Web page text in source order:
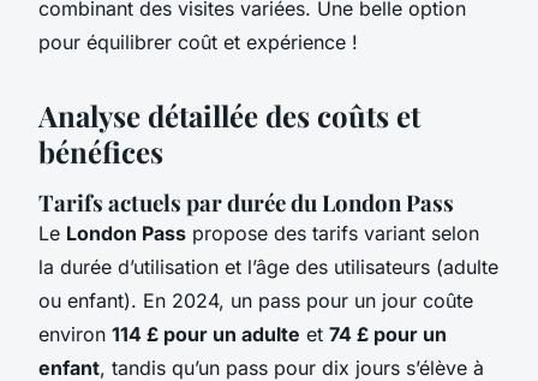
combinant des visites variées. Une belle option
pour équilibrer coût et expérience !
Analyse détaillée des coûts et
bénéfices
Tarifs actuels par durée du London Pass
Le London Pass propose des tarifs variant selon
la durée d’utilisation et l’âge des utilisateurs (adulte
ou enfant). En 2024, un pass pour un jour coûte
environ 114 £ pour un adulte et 74 £ pour un
enfant, tandis qu’un pass pour dix jours s’élève à